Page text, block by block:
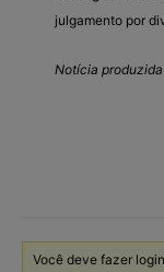
julgamento por
Notícia
Você deve fazer